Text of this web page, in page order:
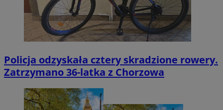
Policja odzyskała cztery skradzione rowery.
Zatrzymano 36-latka z Chorzowa